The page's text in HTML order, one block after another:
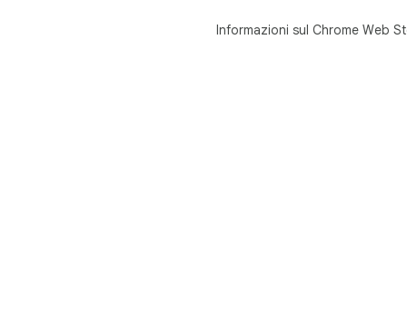
Informazioni sul Chrome Web